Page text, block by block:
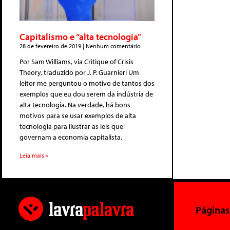
Capitalismo e “alta tecnologia”
28 de fevereiro de 2019 Nenhum comentário
Por Sam Williams, via Critique of Crisis
Theory, traduzido por J. P. Guarnieri Um
leitor me perguntou o motivo de tantos dos
exemplos que eu dou serem da indústria de
alta tecnologia. Na verdade, há bons
motivos para se usar exemplos de alta
tecnologia para ilustrar as leis que
governam a economia capitalista.
Leia mais »
Páginas